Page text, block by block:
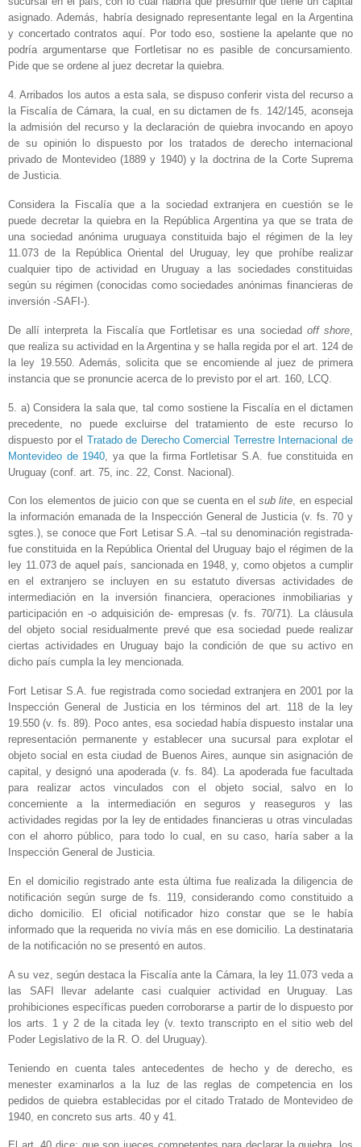
asignado. Además, habría designado representante legal en la Argentina
y concertado contratos aquí. Por todo eso, sostiene la apelante que no
podría argumentarse que Fortletisar no es pasible de concursamiento.
Pide que se ordene al juez decretar la quiebra.
4. Arribados los autos a esta sala, se dispuso conferir vista del recurso a
la Fiscalía de Cámara, la cual, en su dictamen de fs. 142/145, aconseja
la admisión del recurso y la declaración de quiebra invocando en apoyo
de su opinión lo dispuesto por los tratados de derecho internacional
privado de Montevideo (1889 y 1940) y la doctrina de la Corte Suprema
de Justicia.
Considera la Fiscalía que a la sociedad extranjera en cuestión se le
puede decretar la quiebra en la República Argentina ya que se trata de
una sociedad anónima uruguaya constituida bajo el régimen de la ley
11.073 de la República Oriental del Uruguay, ley que prohíbe realizar
cualquier tipo de actividad en Uruguay a las sociedades constituidas
según su régimen (conocidas como sociedades anónimas financieras de
inversión -SAFI-).
De allí interpreta la Fiscalía que Fortletisar es una sociedad off shore
que realiza su actividad en la Argentina y se halla regida por el art. 124 de
la ley 19.550. Además, solicita que se encomiende al juez de primera
instancia que se pronuncie acerca de lo previsto por el art. 160, LCQ.
5. a) Considera la sala que, tal como sostiene la Fiscalía en el dictamen
precedente, no puede excluirse del tratamiento de este recurso lo
dispuesto por el Tratado de Derecho Comercial Terrestre Internacional de
Montevideo de 1940 , ya que la firma Fortletisar S.A. fue constituida en
Uruguay (conf. art. 75, inc. 22, Const. Nacional).
Con los elementos de juicio con que se cuenta en el sub lite, en especial
la información emanada de la Inspección General de Justicia (v. fs. 70 y
sgtes.), se conoce que Fort Letisar S.A. –tal su denominación registrada-
fue constituida en la República Oriental del Uruguay bajo el régimen de la
ley 11.073 de aquel país, sancionada en 1948, y, como objetos a cumplir
en el extranjero se incluyen en su estatuto diversas actividades de
intermediación en la inversión financiera, operaciones inmobiliarias y
participación en -o adquisición de- empresas (v. fs. 70/71). La cláusula
del objeto social residualmente prevé que esa sociedad puede realizar
ciertas actividades en Uruguay bajo la condición de que su activo en
dicho país cumpla la ley mencionada.
Fort Letisar S.A. fue registrada como sociedad extranjera en 2001 por la
Inspección General de Justicia en los términos del art. 118 de la ley
19.550 (v. fs. 89). Poco antes, esa sociedad había dispuesto instalar una
representación permanente y establecer una sucursal para explotar el
objeto social en esta ciudad de Buenos Aires, aunque sin asignación de
capital, y designó una apoderada (v. fs. 84). La apoderada fue facultada
para realizar actos vinculados con el objeto social, salvo en lo
concerniente a la intermediación en seguros y reaseguros y las
actividades regidas por la ley de entidades financieras u otras vinculadas
con el ahorro público, para todo lo cual, en su caso, haría saber a la
Inspección General de Justicia.
En el domicilio registrado ante esta última fue realizada la diligencia de
notificación según surge de fs. 119, considerando como constituido a
dicho domicilio. El oficial notificador hizo constar que se le había
informado que la requerida no vivía más en ese domicilio. La destinataria
de la notificación no se presentó en autos.
A su vez, según destaca la Fiscalía ante la Cámara, la ley 11.073 veda a
las SAFI llevar adelante casi cualquier actividad en Uruguay. Las
prohibiciones específicas pueden corroborarse a partir de lo dispuesto por
los arts. 1 y 2 de la citada ley (v. texto transcripto en el sitio web del
Poder Legislativo de la R. O. del Uruguay).
Teniendo en cuenta tales antecedentes de hecho y de derecho, es
menester examinarlos a la luz de las reglas de competencia en los
pedidos de quiebra establecidas por el citado Tratado de Montevideo de
1940, en concreto sus arts. 40 y 41.